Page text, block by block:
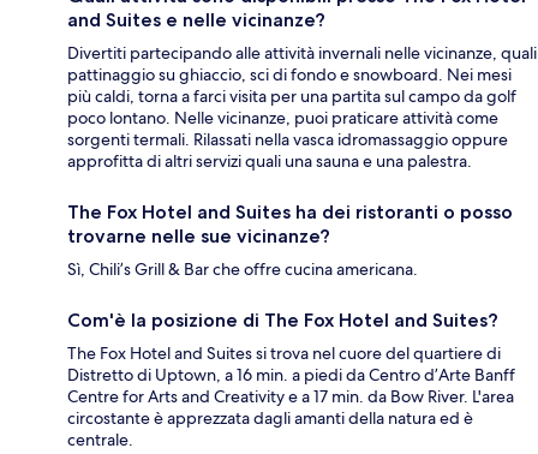
and Suites e nelle vicinanze?
Divertiti partecipando alle attività invernali nelle vicinanze, quali
pattinaggio su ghiaccio, sci di fondo e snowboard. Nei mesi
più caldi, torna a farci visita per una partita sul campo da golf
poco lontano. Nelle vicinanze, puoi praticare attività come
sorgenti termali. Rilassati nella vasca idromassaggio oppure
approfitta di altri servizi quali una sauna e una palestra.
The Fox Hotel and Suites ha dei ristoranti o posso
trovarne nelle sue vicinanze?
Sì, Chili’s Grill & Bar che offre cucina americana.
Com'è la posizione di The Fox Hotel and Suites?
The Fox Hotel and Suites si trova nel cuore del quartiere di
Distretto di Uptown, a 16 min. a piedi da Centro d’Arte Banff
Centre for Arts and Creativity e a 17 min. da Bow River. L'area
circostante è apprezzata dagli amanti della natura ed è
centrale.